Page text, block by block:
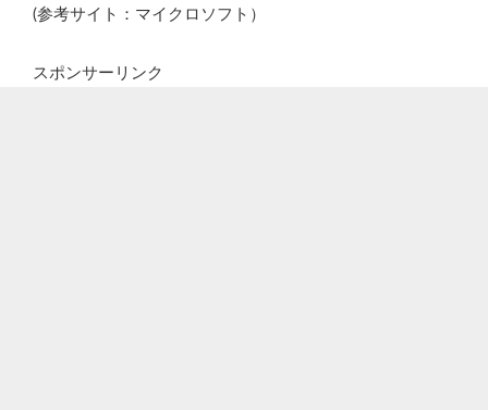
(参考サイト：マイクロソフト）
スポンサーリンク